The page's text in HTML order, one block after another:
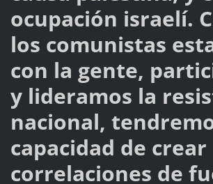
ocupación israelí.
los comunistas
con la gente,
y lideramos la
nacional,
capacidad de crear
correlaciones de